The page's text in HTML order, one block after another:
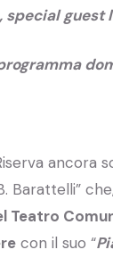
special
Riserva
Barattelli”
Teatro
con il suo “